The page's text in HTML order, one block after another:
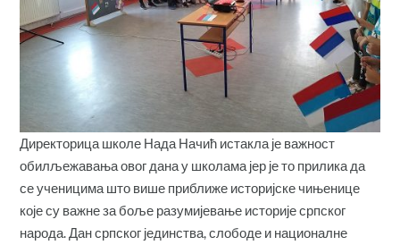
Директорица школе Нада Начић истакла је важност
обилљежавања овог дана у школама јер је то прилика да
се ученицима што више приближе историјске чињенице
које су важне за боље разумијевање историје српског
народа. Дан српског јединства, слободе и националне